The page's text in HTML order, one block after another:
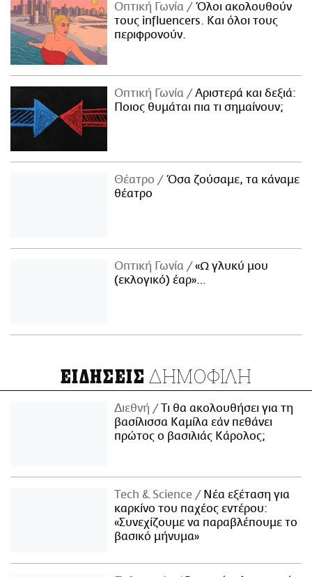
Οπτική Γωνία
Όλοι ακολουθούν
τους influencers. Και όλοι τους
περιφρονούν.
Οπτική Γωνία
Αριστερά και δεξιά:
Ποιος θυμάται πια τι σημαίνουν;
Θέατρο
Όσα ζούσαμε, τα κάναμε
θέατρο
Οπτική Γωνία
«Ω γλυκύ μου
(εκλογικό) έαρ»…
ΕΙΔΗΣΕΙΣ ΔΗΜΟΦΙΛΗ
Διεθνή
Τι θα ακολουθήσει για τη
βασίλισσα Καμίλα εάν πεθάνει
πρώτος ο βασιλιάς Κάρολος;
Τech & Science
Νέα εξέταση για
καρκίνο του παχέος εντέρου:
«Συνεχίζουμε να παραβλέπουμε το
βασικό μήνυμα»